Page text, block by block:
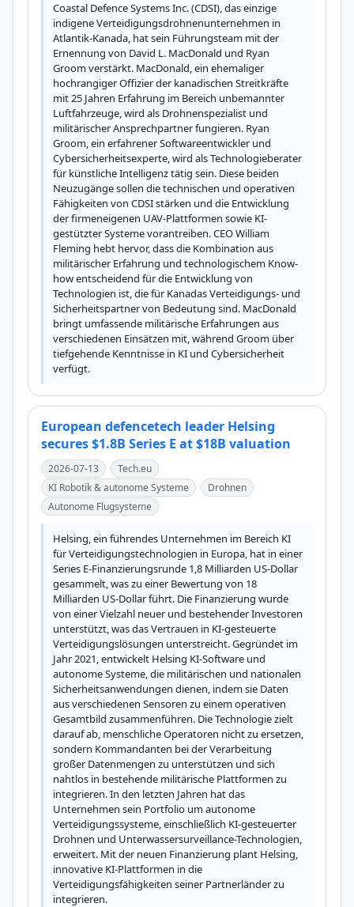
Coastal Defence Systems Inc. (CDSI), das einzige
indigene Verteidigungsdrohnenunternehmen in
Atlantik-Kanada, hat sein Führungsteam mit der
Ernennung von David L. MacDonald und Ryan
Groom verstärkt. MacDonald, ein ehemaliger
hochrangiger Offizier der kanadischen Streitkräfte
mit 25 Jahren Erfahrung im Bereich unbemannter
Luftfahrzeuge, wird als Drohnenspezialist und
militärischer Ansprechpartner fungieren. Ryan
Groom, ein erfahrener Softwareentwickler und
Cybersicherheitsexperte, wird als Technologieberater
für künstliche Intelligenz tätig sein. Diese beiden
Neuzugänge sollen die technischen und operativen
Fähigkeiten von CDSI stärken und die Entwicklung
der firmeneigenen UAV-Plattformen sowie KI-
gestützter Systeme vorantreiben. CEO William
Fleming hebt hervor, dass die Kombination aus
militärischer Erfahrung und technologischem Know-
how entscheidend für die Entwicklung von
Technologien ist, die für Kanadas Verteidigungs- und
Sicherheitspartner von Bedeutung sind. MacDonald
bringt umfassende militärische Erfahrungen aus
verschiedenen Einsätzen mit, während Groom über
tiefgehende Kenntnisse in KI und Cybersicherheit
verfügt.
European defencetech leader Helsing
secures $1.8B Series E at $18B valuation
2026-07-13
Tech.eu
KI Robotik & autonome Systeme
Drohnen
Autonome Flugsysteme
Helsing, ein führendes Unternehmen im Bereich KI
für Verteidigungstechnologien in Europa, hat in einer
Series E-Finanzierungsrunde 1,8 Milliarden US-Dollar
gesammelt, was zu einer Bewertung von 18
Milliarden US-Dollar führt. Die Finanzierung wurde
von einer Vielzahl neuer und bestehender Investoren
unterstützt, was das Vertrauen in KI-gesteuerte
Verteidigungslösungen unterstreicht. Gegründet im
Jahr 2021, entwickelt Helsing KI-Software und
autonome Systeme, die militärischen und nationalen
Sicherheitsanwendungen dienen, indem sie Daten
aus verschiedenen Sensoren zu einem operativen
Gesamtbild zusammenführen. Die Technologie zielt
darauf ab, menschliche Operatoren nicht zu ersetzen,
sondern Kommandanten bei der Verarbeitung
großer Datenmengen zu unterstützen und sich
nahtlos in bestehende militärische Plattformen zu
integrieren. In den letzten Jahren hat das
Unternehmen sein Portfolio um autonome
Verteidigungssysteme, einschließlich KI-gesteuerter
Drohnen und Unterwassersurveillance-Technologien,
erweitert. Mit der neuen Finanzierung plant Helsing,
innovative KI-Plattformen in die
Verteidigungsfähigkeiten seiner Partnerländer zu
integrieren.